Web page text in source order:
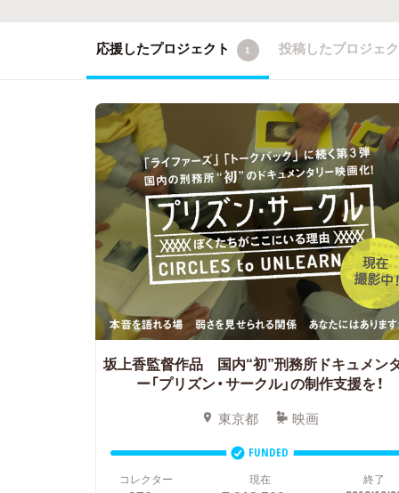
応援したプロジェクト 1 投稿したプロジェ
坂上香監督作品 国内“初”刑務所ドキュメン
ー「プリズン・サークル」の制作支援を！
東京都 映画
FUNDED
コレクター
現在 終了